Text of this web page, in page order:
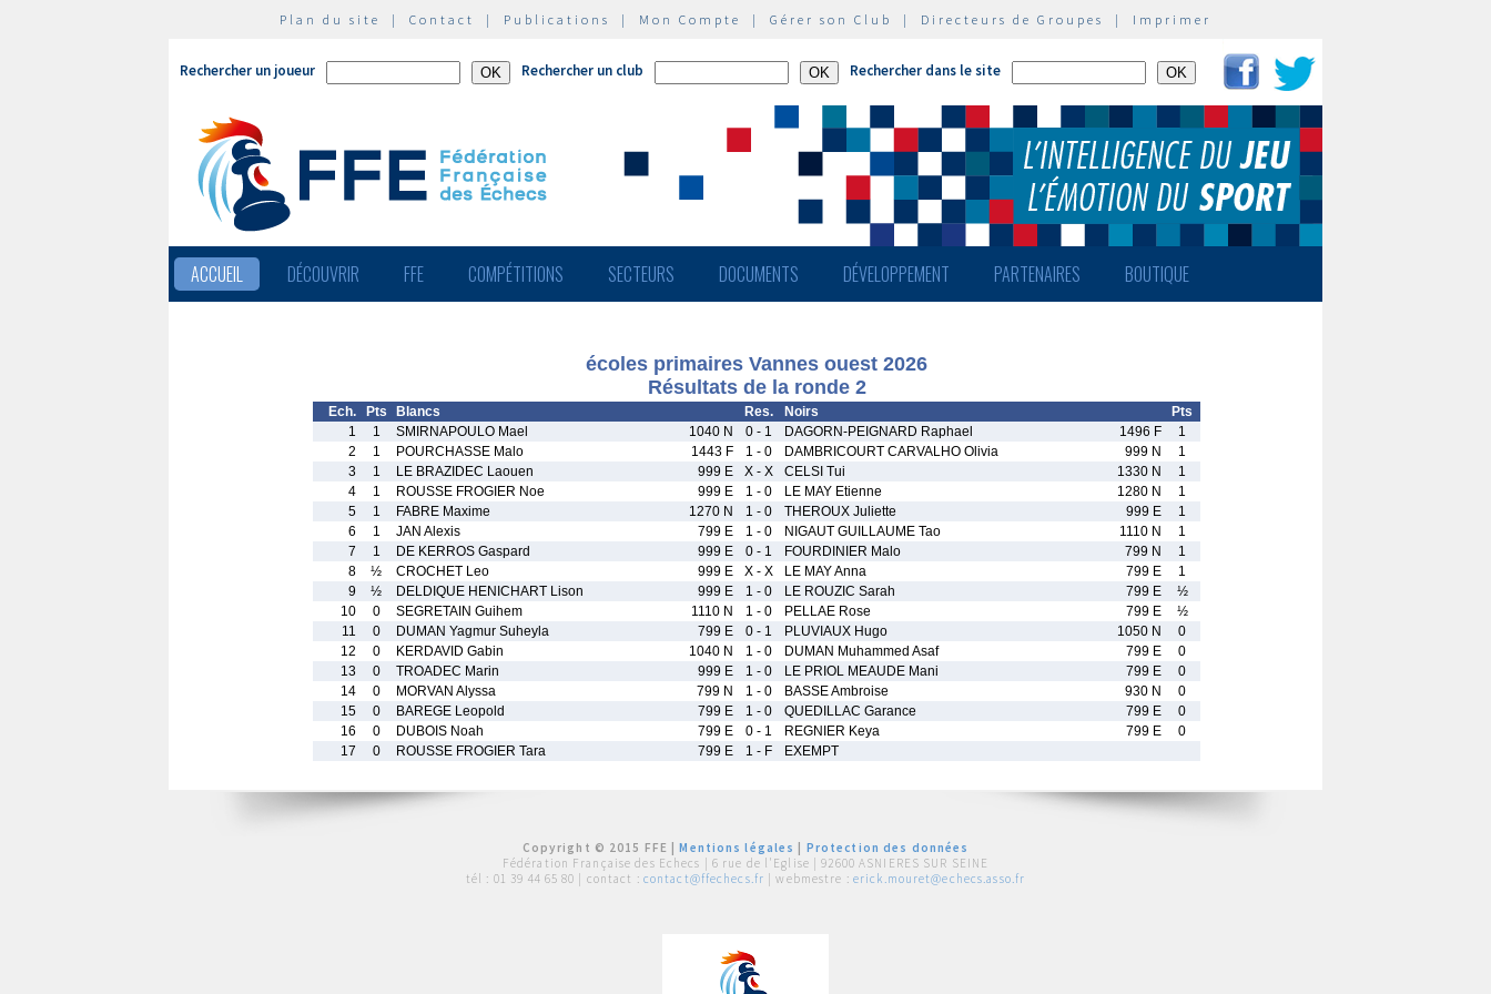
Plan du site | Contact | Publications | Mon Compte | Gérer son Club | Directeurs de Groupes | Imprimer
Rechercher un joueur Rechercher un club Rechercher dans le site
ACCUEIL DÉCOUVRIR FFE COMPÉTITIONS SECTEURS DOCUMENTS DÉVELOPPEMENT PARTENAIRES BOUTIQUE
écoles primaires Vannes ouest 2026
Résultats de la ronde 2
Ech. Pts Blancs Res. Noirs
Pts
1
1 SMIRNAPOULO Mael 1040 N 0 - 1 DAGORN-PEIGNARD Raphael 1496 F
1
2
1 POURCHASSE Malo 1443 F 1 - 0 DAMBRICOURT CARVALHO Olivia 999 N
1
3
1 LE BRAZIDEC Laouen 999 E X - X CELSI Tui 1330 N
1
4
1 ROUSSE FROGIER Noe 999 E 1 - 0 LE MAY Etienne 1280 N
1
5
1 FABRE Maxime 1270 N 1 - 0 THEROUX Juliette 999 E
1
6
1 JAN Alexis 799 E 1 - 0 NIGAUT GUILLAUME Tao 1110 N
1
7
1 DE KERROS Gaspard 999 E 0 - 1 FOURDINIER Malo 799 N
1
8
½ CROCHET Leo 999 E X - X LE MAY Anna 799 E
1
9
½ DELDIQUE HENICHART Lison 999 E 1 - 0 LE ROUZIC Sarah 799 E
½
10
0 SEGRETAIN Guihem 1110 N 1 - 0 PELLAE Rose 799 E
½
11
0 DUMAN Yagmur Suheyla 799 E 0 - 1 PLUVIAUX Hugo 1050 N
0
12
0 KERDAVID Gabin 1040 N 1 - 0 DUMAN Muhammed Asaf 799 E
0
13
0 TROADEC Marin 999 E 1 - 0 LE PRIOL MEAUDE Mani 799 E
0
14
0 MORVAN Alyssa 799 N 1 - 0 BASSE Ambroise 930 N
0
15
0 BAREGE Leopold 799 E 1 - 0 QUEDILLAC Garance 799 E
0
16
0 DUBOIS Noah 799 E 0 - 1 REGNIER Keya 799 E
0
17
0 ROUSSE FROGIER Tara 799 E 1 - F EXEMPT
Copyright © 2015 FFE |Mentions légales
Protection des données
Fédération Française des Echecs | 6 rue de l'Eglise | 92600 ASNIERES SUR SEINE
tél : 01 39 44 65 80 | contact : contact@ffechecs.fr | webmestre : erick.mouret@echecs.asso.fr